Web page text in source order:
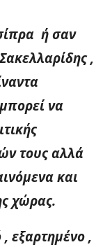
ή σαν
,
να
τους αλλά
και
χώρας.
, εξαρτημένο ,